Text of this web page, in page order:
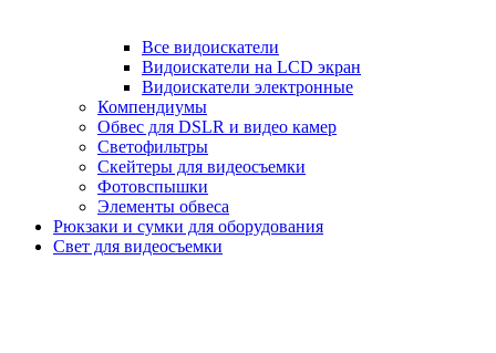
Все видоискатели
Видоискатели на LCD экран
Видоискатели электронные
Компендиумы
Обвес для DSLR и видео камер
Светофильтры
Скейтеры для видеосъемки
Фотовспышки
Элементы обвеса
Рюкзаки и сумки для оборудования
Свет для видеосъемки